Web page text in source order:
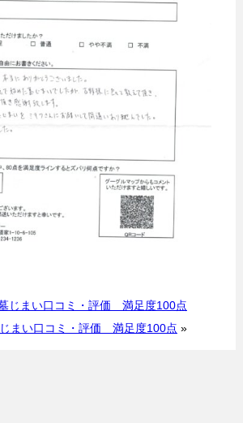
じまい口コミ・評価 満足度100点
まい口コミ・評価 満足度100点 »